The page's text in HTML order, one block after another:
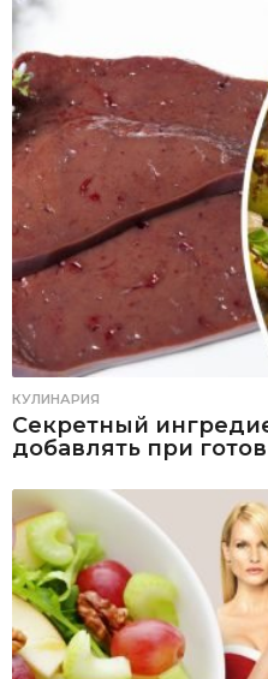
КУЛИНАРИЯ
Секретный
добавлять при